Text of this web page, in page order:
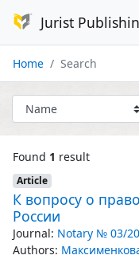
Jurist
Home Search
Found 1 result
Article
К вопросу о
России
Journal: Notary № 03/
Authors: